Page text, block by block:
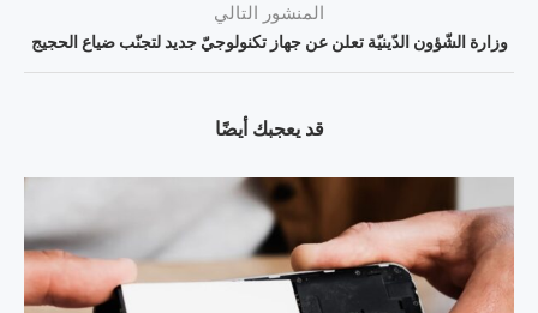
المنشور التالي
وزارة الشّؤون الدّينيّة تعلن عن جهاز تكنولوجيّ جديد لتجنّب ضياع الحجيج
قد يعجبك أيضًا